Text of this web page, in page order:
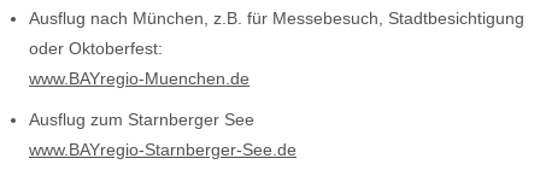
Ausflug nach München, z.B. für Messebesuch, Stadtbesichtigung
oder Oktoberfest:
www.BAYregio-Muenchen.de
Ausflug zum Starnberger See
www.BAYregio-Starnberger-See.de